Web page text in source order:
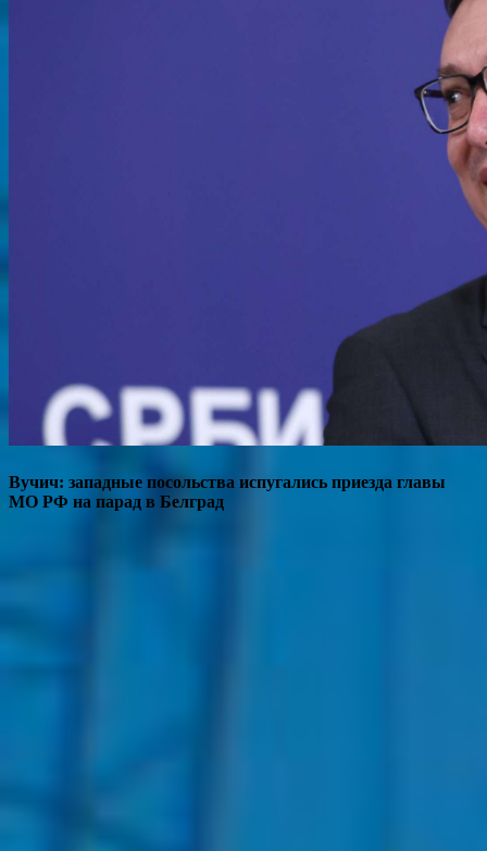
Вучич: западные посольства испугались приезда главы
МО РФ на парад в Белград